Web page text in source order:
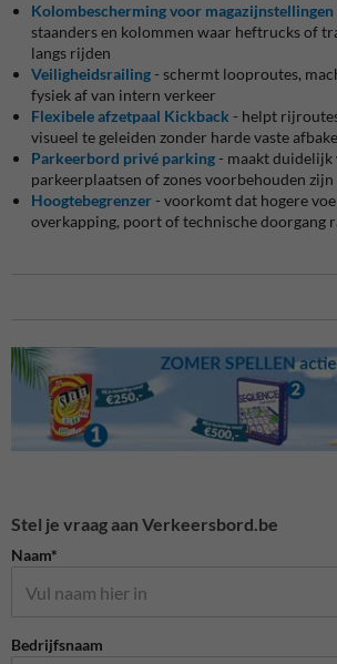
Kolombescherming voor magazijnstellingen
staanders en kolommen waar heftrucks of
langs rijden
Veiligheidsrailing- schermt looproutes,
fysiek af van intern verkeer
Flexibele afzetpaal Kickback - helpt
visueel te geleiden zonder harde vaste
Parkeerbord privé parking- maakt duidelijk
parkeerplaatsen of zones voorbehouden
Hoogtebegrenzer- voorkomt dat hogere
overkapping, poort of technische doorgang
Stel je vraag aan Verkeersbord.be
Naam*
Bedrijfsnaam